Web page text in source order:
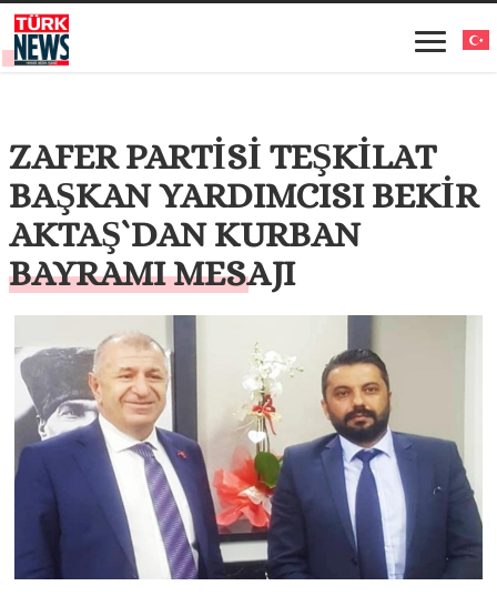
ZAFER PARTİSİ TEŞKİLAT
BAŞKAN YARDIMCISI BEKİR
AKTAŞ`DAN KURBAN
BAYRAMI MESAJI